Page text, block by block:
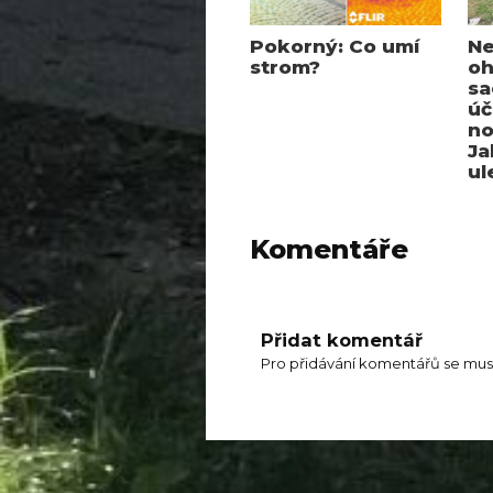
Pokorný: Co umí
strom?
Komentáře
Přidat komentář
Pro přidávání komentářů se